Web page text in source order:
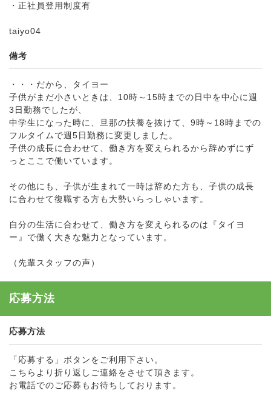
・正社員登用制度有
taiyo04
備考
・・・だから、タイヨー
子供がまだ小さいときは、10時～15時までの日中を中心に週
3日勤務でしたが、
中学生になった時に、旦那の扶養を抜けて、9時～18時までの
フルタイムで週5日勤務に変更しました。
子供の成長に合わせて、働き方を変えられるから辞めずにず
っとここで働いています。
その他にも、子供が生まれて一時は辞めた方も、子供の成長
に合わせて復職する方も大勢いらっしゃいます。
自分の生活に合わせて、働き方を変えられるのは『タイヨ
ー』で働く大きな魅力となっています。
（先輩スタッフの声）
応募方法
応募方法
「応募する」ボタンをご利用下さい。
こちらより折り返しご連絡をさせて頂きます。
お電話でのご応募もお待ちしております。